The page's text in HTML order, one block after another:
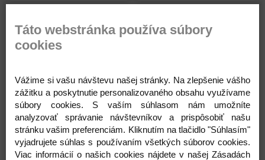
Detské tričko Winterkraft
15,00 €25,00 €
Na sklade
Táto webstránka používa súbory
cookies
Vážime si vašu návštevu našej stránky. Na zlepšenie vášho
zážitku a poskytnutie personalizovaného obsahu využívame
súbory cookies. S vaším súhlasom nám umožníte
analyzovať správanie návštevníkov a prispôsobiť našu
stránku vašim preferenciám. Kliknutím na tlačidlo "Súhlasím"
vyjadrujete súhlas s používaním všetkých súborov cookies.
Viac informácií o našich cookies nájdete v našej Zásadách